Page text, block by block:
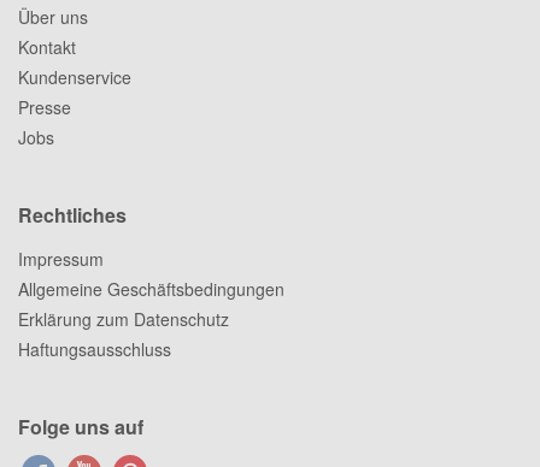
Über uns
Kontakt
Kundenservice
Presse
Jobs
Rechtliches
Impressum
Allgemeine Geschäftsbedingungen
Erklärung zum Datenschutz
Haftungsausschluss
Folge uns auf